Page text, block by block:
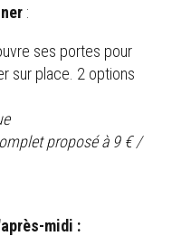
:
ses portes pour
sur place. 2 options
proposé à 9 € /
midi :